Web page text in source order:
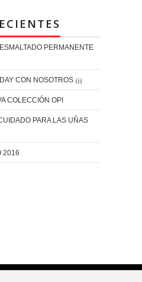
PERMANENTE
CON NOSOTROS ¡¡¡
COLECCIÓN OPI
PARA LAS UÑAS
2016